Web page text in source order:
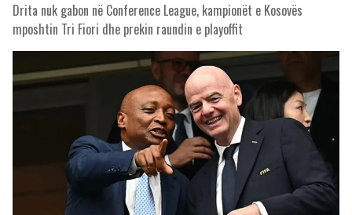
Drita nuk gabon në Conference League, kampionët e Kosovës
mposhtin Tri Fiori dhe prekin raundin e playoffit